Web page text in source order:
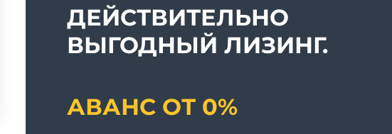
ДЕЙСТВИТЕЛЬНО
ВЫГОДНЫЙ ЛИЗИНГ.
АВАНС ОТ 0%